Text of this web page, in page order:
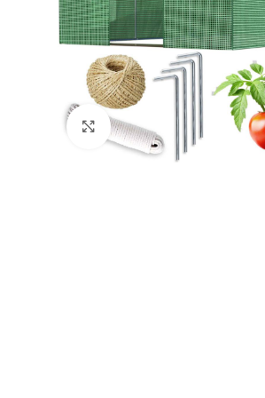
Натисніть, щоб збільшити